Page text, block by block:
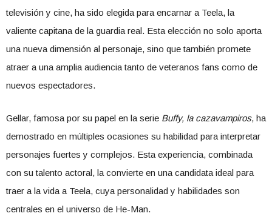
televisión y cine, ha sido elegida para encarnar a Teela, la
valiente capitana de la guardia real. Esta elección no solo aporta
una nueva dimensión al personaje, sino que también promete
atraer a una amplia audiencia tanto de veteranos fans como de
nuevos espectadores.
Gellar, famosa por su papel en la serie Buffy, la cazavampiros, ha
demostrado en múltiples ocasiones su habilidad para interpretar
personajes fuertes y complejos. Esta experiencia, combinada
con su talento actoral, la convierte en una candidata ideal para
traer a la vida a Teela, cuya personalidad y habilidades son
centrales en el universo de He-Man.